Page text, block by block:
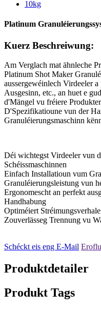
Platinum
Kuerz Beschreiwung:
Am Verglach mat ähnleche
Platinum Shot Maker
aussergewéinlech Virdeeler
Ausgesinn, etc., an huet e
d'Mängel vu fréiere
D'Spezifikatioune vun der
Granuléierungsmaschinn
Déi wichtegst Virdeeler vun
Schéissmaschinnen
Einfach Installatioun vum
Granuléierungsleistung vun
Ergonomescht an perfekt
Handhabung
Optiméiert
Zouverlässeg Trennung vu
Schéckt eis eng E-Mail
Produktdetailer
Produkt Tags